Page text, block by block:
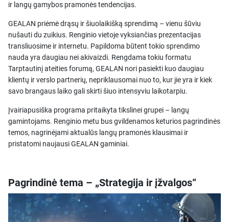
ir langų gamybos pramonės tendencijas.
GEALAN priėmė drąsų ir šiuolaikišką sprendimą – vienu šūviu
nušauti du zuikius. Renginio vietoje vyksiančias prezentacijas
transliuosime ir internetu. Papildoma būtent tokio sprendimo
nauda yra daugiau nei akivaizdi. Rengdama tokiu formatu
Tarptautinį ateities forumą, GEALAN nori pasiekti kuo daugiau
klientų ir verslo partnerių, nepriklausomai nuo to, kur jie yra ir kiek
savo brangaus laiko gali skirti šiuo intensyviu laikotarpiu.
Įvairiapusiška programa pritaikyta tikslinei grupei – langų
gamintojams. Renginio metu bus gvildenamos keturios pagrindinės
temos, nagrinėjami aktualūs langų pramonės klausimai ir
pristatomi naujausi GEALAN gaminiai.
Pagrindinė tema – „Strategija ir įžvalgos“